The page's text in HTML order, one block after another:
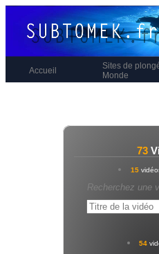
Accueil
Sites de
Monde
73
15
Recherchez une
54